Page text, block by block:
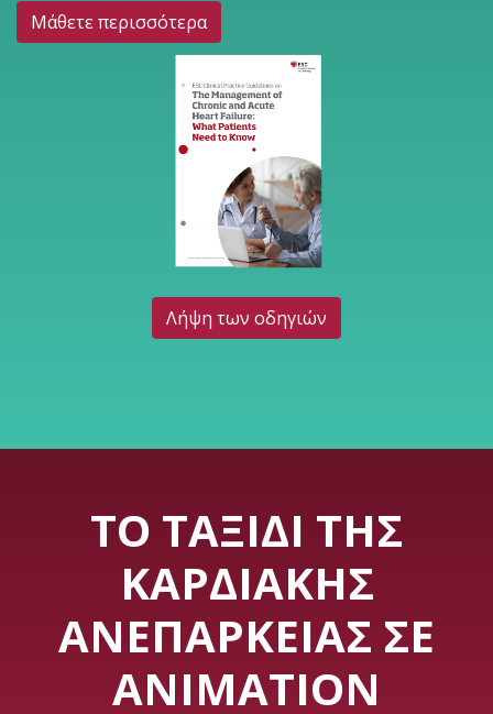
Μάθετε περισσότερα
Λήψη των οδηγιών
ΤΟ ΤΑΞΊΔΙ ΤΗΣ
ΚΑΡΔΙΑΚΉΣ
ΑΝΕΠΆΡΚΕΙΑΣ ΣΕ
ANIMATION